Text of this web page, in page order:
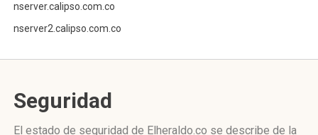
nserver.calipso.com.co
nserver2.calipso.com.co
Seguridad
El estado de seguridad de Elheraldo.co se describe de la